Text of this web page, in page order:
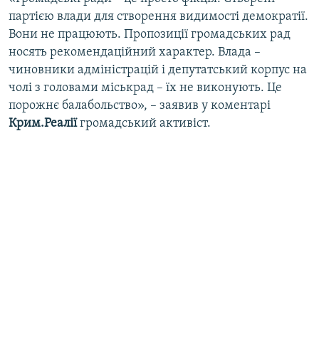
партією влади для створення видимості демократії.
Вони не працюють. Пропозиції громадських рад
носять рекомендаційний характер. Влада –
чиновники адміністрацій і депутатський корпус на
чолі з головами міськрад – їх не виконують. Це
порожнє балабольство», – заявив у коментарі
Крим.Реаліїгромадський активіст.